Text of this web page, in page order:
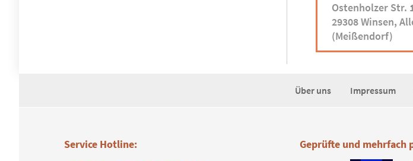
Ostenholzer Str.
29308 Winsen,
(Meißendorf)
Über uns Impressum
Service Hotline: Geprüfte und mehrfach